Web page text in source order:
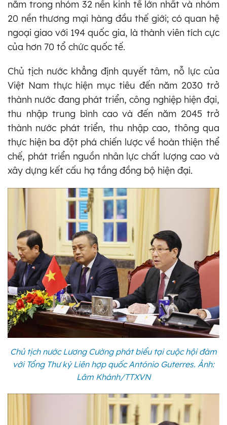
nằm trong nhóm 32 nền kinh tế lớn nhất và nhóm
20 nền thương mại hàng đầu thế giới; có quan hệ
ngoại giao với 194 quốc gia, là thành viên tích cực
của hơn 70 tổ chức quốc tế.
Chủ tịch nước khẳng định quyết tâm, nỗ lực của
Việt Nam thực hiện mục tiêu đến năm 2030 trở
thành nước đang phát triển, công nghiệp hiện đại,
thu nhập trung bình cao và đến năm 2045 trở
thành nước phát triển, thu nhập cao, thông qua
thực hiện ba đột phá chiến lược về hoàn thiện thể
chế, phát triển nguồn nhân lực chất lượng cao và
xây dựng kết cấu hạ tầng đồng bộ hiện đại.
Chủ tịch nước Lương Cường phát biểu tại cuộc hội đàm
với Tổng Thư ký Liên hợp quốc António Guterres. Ảnh:
Lâm Khánh/TTXVN